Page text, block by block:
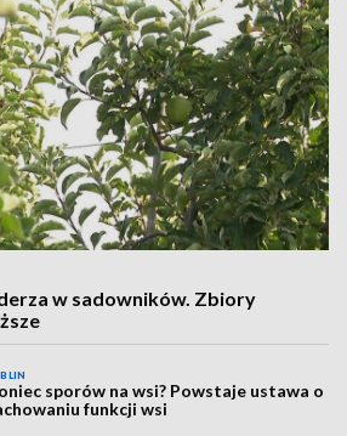
w sadowników. Zbiory
sporów na wsi? Powstaje ustawa o
funkcji wsi